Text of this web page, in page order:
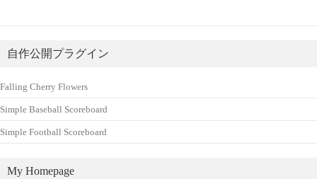
自作公開プラグイン
Falling Cherry Flowers
Simple Baseball Scoreboard
Simple Football Scoreboard
My Homepage